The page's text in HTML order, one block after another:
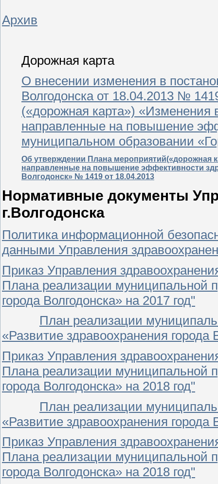
Архив
Дорожная карта
О внесении изменения в
Волгодонска от 18.04.2013 №
(«дорожная карта»)
направленные на повышение
муниципальном образовании
Об утверждении Плана мероприятий(«дорожная
направленные на повышение эффективности
Волгодонск» № 1419 от 18.04.2013
Нормативные документы
г.Волгодонска
Политика информационной
данными Управления
Приказ Управления
Плана реализации муниципальной
города Волгодонска» на 2017 год"
План реализации
«Развитие здравоохранения города
Приказ Управления
Плана реализации муниципальной
города Волгодонска» на 2018 год"
План реализации
«Развитие здравоохранения города
Приказ Управления
Плана реализации муниципальной
города Волгодонска» на 2018 год"